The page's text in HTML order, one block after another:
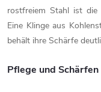
rostfreiem Stahl ist die
Eine Klinge aus
behält ihre Schärfe
Pflege und